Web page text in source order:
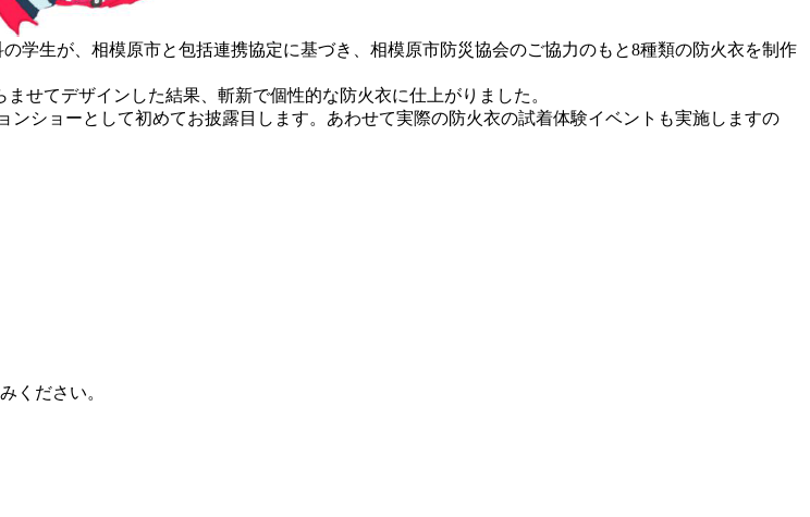
学生が、相模原市と包括連携協定に基づき、相模原市防災協会のご協力のもと8種類の防火衣を制作
せてデザインした結果、斬新で個性的な防火衣に仕上がりました。
ショーとして初めてお披露目します。あわせて実際の防火衣の試着体験イベントも実施しますの
ください。